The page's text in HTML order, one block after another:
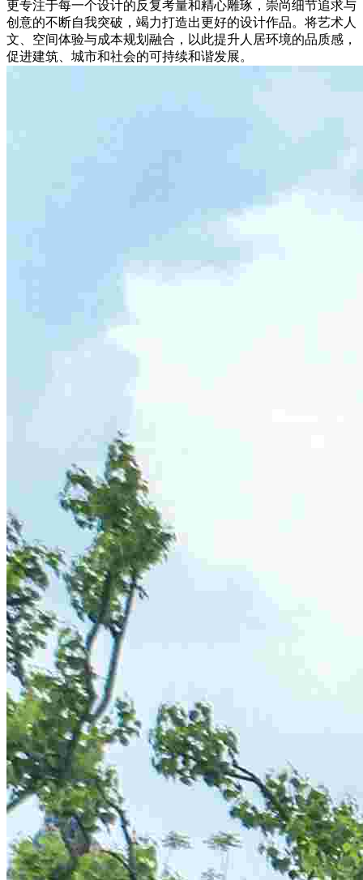
更专注于每一个设计的反复考量和精心雕琢， 崇尚细节追求与
创意的不断自我突破， 竭力打造出更好的设计作品。 将艺术人
文、 空间体验与成本规划融合， 以此提升人居环境的品质感，
促进建筑、 城市和社会的可持续和谐发展。